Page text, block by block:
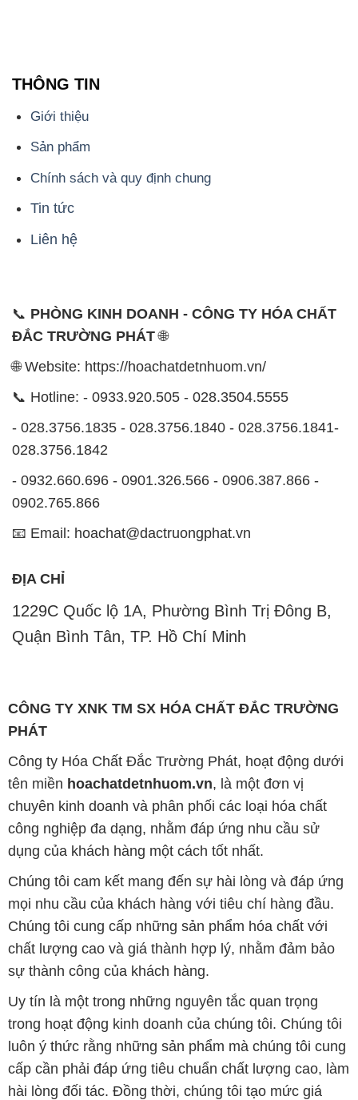
THÔNG TIN
Giới thiệu
Sản phẩm
Chính sách và quy định chung
Tin tức
Liên hệ
📞 PHÒNG KINH DOANH - CÔNG TY HÓA CHẤT
ĐẮC TRƯỜNG PHÁT🌐
🌐 Website: https://hoachatdetnhuom.vn/
📞 Hotline: - 0933.920.505 - 028.3504.5555
- 028.3756.1835 - 028.3756.1840 - 028.3756.1841-
028.3756.1842
- 0932.660.696 - 0901.326.566 - 0906.387.866 -
0902.765.866
📧 Email: hoachat@dactruongphat.vn
ĐỊA CHỈ
1229C Quốc lộ 1A, Phường Bình Trị Đông B,
Quận Bình Tân, TP. Hồ Chí Minh
CÔNG TY XNK TM SX HÓA CHẤT ĐẮC TRƯỜNG
PHÁT
Công ty Hóa Chất Đắc Trường Phát, hoạt động dưới
tên miền hoachatdetnhuom.vn, là một đơn vị
chuyên kinh doanh và phân phối các loại hóa chất
công nghiệp đa dạng, nhằm đáp ứng nhu cầu sử
dụng của khách hàng một cách tốt nhất.
Chúng tôi cam kết mang đến sự hài lòng và đáp ứng
mọi nhu cầu của khách hàng với tiêu chí hàng đầu.
Chúng tôi cung cấp những sản phẩm hóa chất với
chất lượng cao và giá thành hợp lý, nhằm đảm bảo
sự thành công của khách hàng.
Uy tín là một trong những nguyên tắc quan trọng
trong hoạt động kinh doanh của chúng tôi. Chúng tôi
luôn ý thức rằng những sản phẩm mà chúng tôi cung
cấp cần phải đáp ứng tiêu chuẩn chất lượng cao, làm
hài lòng đối tác. Đồng thời, chúng tôi tạo mức giá